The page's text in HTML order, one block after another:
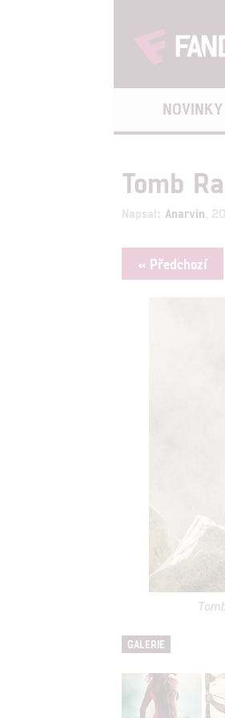
NOVINKY
Tomb
Napsal: Anarvin ,
« Předchozí
GALERIE